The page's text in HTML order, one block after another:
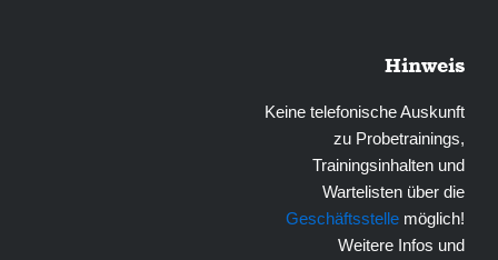
Hinweis
Keine telefonische Auskunft
zu Probetrainings,
Trainingsinhalten und
Wartelisten über die
Geschäftsstelle möglich!
Weitere Infos und